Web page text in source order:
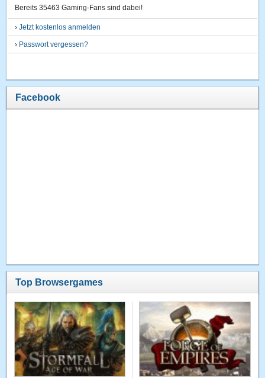
Bereits 35463 Gaming-Fans sind dabei!
›Jetzt kostenlos anmelden
› Passwort vergessen?
Facebook
Top Browsergames